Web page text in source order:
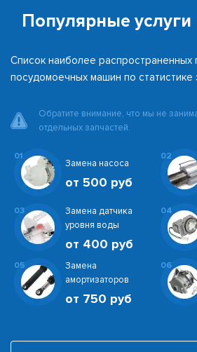
Популярные услуги
Список наиболее распространенных
посудомоечных машин по
Обратите внимание, что мы не
отдельных запчастей.
01
Замена насоса
от 500 руб
02
03
Замена датчика
уровня воды
от 400 руб
04
05
Замена
амортизаторов
от 750 руб
06